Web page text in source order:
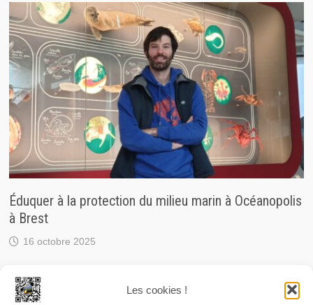
Les cookies !
Éduquer à la protection du milieu marin à Océanopolis
à Brest
16 octobre 2025